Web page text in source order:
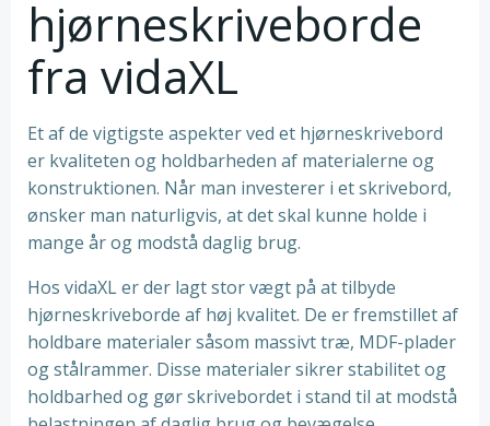
hjørneskriveborde
fra vidaXL
Et af de vigtigste aspekter ved et hjørneskrivebord
er kvaliteten og holdbarheden af materialerne og
konstruktionen. Når man investerer i et skrivebord,
ønsker man naturligvis, at det skal kunne holde i
mange år og modstå daglig brug.
Hos vidaXL er der lagt stor vægt på at tilbyde
hjørneskriveborde af høj kvalitet. De er fremstillet af
holdbare materialer såsom massivt træ, MDF-plader
og stålrammer. Disse materialer sikrer stabilitet og
holdbarhed og gør skrivebordet i stand til at modstå